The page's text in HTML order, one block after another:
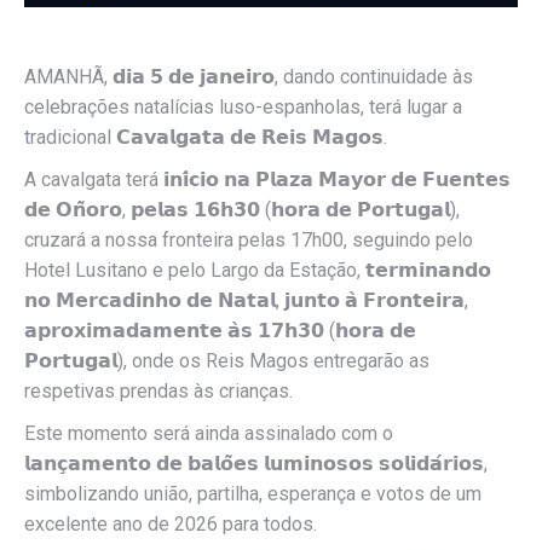
AMANHÃ, 𝗱𝗶𝗮 𝟱 𝗱𝗲 𝗷𝗮𝗻𝗲𝗶𝗿𝗼, dando continuidade às
celebrações natalícias luso-espanholas, terá lugar a
tradicional 𝗖𝗮𝘃𝗮𝗹𝗴𝗮𝘁𝗮 𝗱𝗲 𝗥𝗲𝗶𝘀 𝗠𝗮𝗴𝗼𝘀.
A cavalgata terá 𝗶𝗻𝗶́𝗰𝗶𝗼 𝗻𝗮 𝗣𝗹𝗮𝘇𝗮 𝗠𝗮𝘆𝗼𝗿 𝗱𝗲 𝗙𝘂𝗲𝗻𝘁𝗲𝘀
𝗱𝗲 𝗢𝗻̃𝗼𝗿𝗼, 𝗽𝗲𝗹𝗮𝘀 𝟭𝟲𝗵𝟯𝟬 (𝗵𝗼𝗿𝗮 𝗱𝗲 𝗣𝗼𝗿𝘁𝘂𝗴𝗮𝗹),
cruzará a nossa fronteira pelas 17h00, seguindo pelo
Hotel Lusitano e pelo Largo da Estação, 𝘁𝗲𝗿𝗺𝗶𝗻𝗮𝗻𝗱𝗼
𝗻𝗼 𝗠𝗲𝗿𝗰𝗮𝗱𝗶𝗻𝗵𝗼 𝗱𝗲 𝗡𝗮𝘁𝗮𝗹, 𝗷𝘂𝗻𝘁𝗼 𝗮̀ 𝗙𝗿𝗼𝗻𝘁𝗲𝗶𝗿𝗮,
𝗮𝗽𝗿𝗼𝘅𝗶𝗺𝗮𝗱𝗮𝗺𝗲𝗻𝘁𝗲 𝗮̀𝘀 𝟭𝟳𝗵𝟯𝟬 (𝗵𝗼𝗿𝗮 𝗱𝗲
𝗣𝗼𝗿𝘁𝘂𝗴𝗮𝗹), onde os Reis Magos entregarão as
respetivas prendas às crianças.
Este momento será ainda assinalado com o
𝗹𝗮𝗻𝗰̧𝗮𝗺𝗲𝗻𝘁𝗼 𝗱𝗲 𝗯𝗮𝗹𝗼̃𝗲𝘀 𝗹𝘂𝗺𝗶𝗻𝗼𝘀𝗼𝘀 𝘀𝗼𝗹𝗶𝗱𝗮́𝗿𝗶𝗼𝘀,
simbolizando união, partilha, esperança e votos de um
excelente ano de 2026 para todos.